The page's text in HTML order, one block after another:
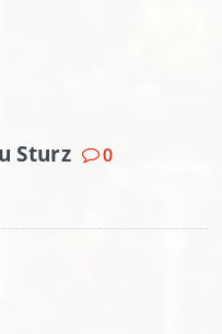
Sturz 0